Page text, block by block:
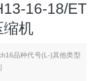
16-18/ET
缩机
品种代号(L-)其他类型